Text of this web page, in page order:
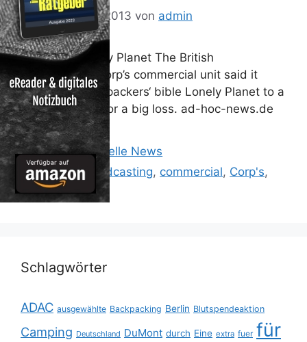
16. September 2013 von admin
BBC Sells Lonely Planet The British
Broadcasting Corp’s commercial unit said it
would sell backpackers‘ bible Lonely Planet to a
U.S. billionaire for a big loss. ad-hoc-news.de
Kategorien
Reisen: Aktuelle News
Schlagwörter
British,Broadcasting, commercial, Corp's,
said,unit
Schlagwörter
ADAC ausgewählte Backpacking Berlin Blutspendeaktion
Camping Deutschland DuMont durch Eine extra fuer für